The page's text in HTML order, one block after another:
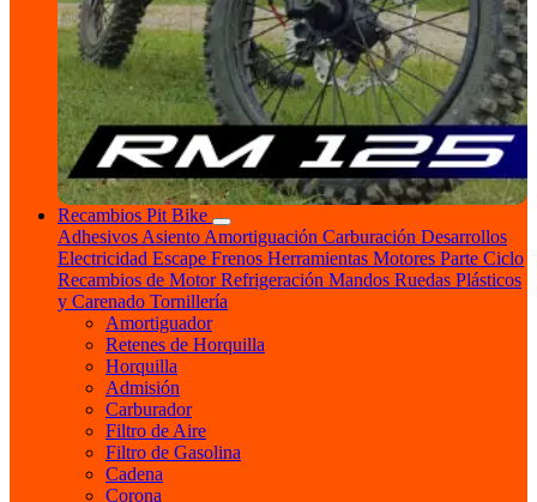
Recambios Pit Bike
Adhesivos Asiento Amortiguación Carburación Desarrollos
Electricidad Escape Frenos Herramientas Motores Parte Ciclo
Recambios de MotorRefrigeración Mandos Ruedas Plásticos
y Carenado Tornillería
Amortiguador
Retenes de Horquilla
Horquilla
Admisión
Carburador
Filtro de Aire
Filtro de Gasolina
Cadena
Corona